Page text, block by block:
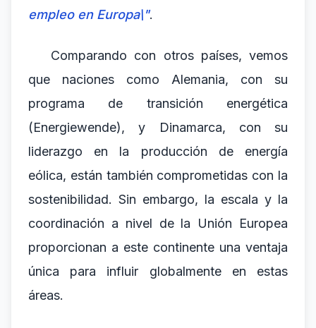
empleo en Europa\".
Comparando con otros países, vemos
que naciones como Alemania, con su
programa de transición energética
(Energiewende), y Dinamarca, con su
liderazgo en la producción de energía
eólica, están también comprometidas con la
sostenibilidad. Sin embargo, la escala y la
coordinación a nivel de la Unión Europea
proporcionan a este continente una ventaja
única para influir globalmente en estas
áreas.